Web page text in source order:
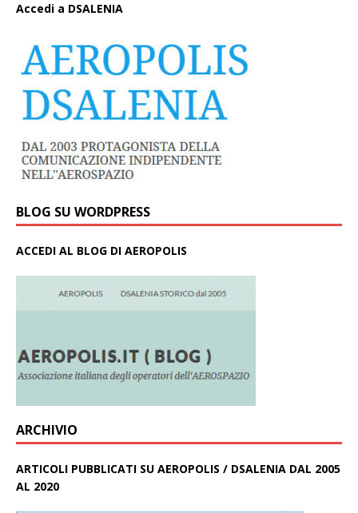
Accedi a DSALENIA
BLOG SU WORDPRESS
ACCEDI AL BLOG DI AEROPOLIS
ARCHIVIO
ARTICOLI PUBBLICATI SU AEROPOLIS / DSALENIA DAL 2005
AL 2020